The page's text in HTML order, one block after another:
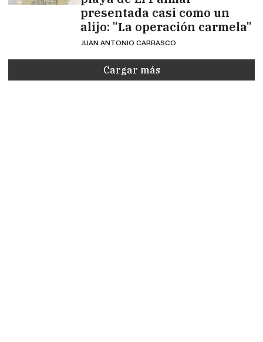
presentada casi como un
alijo: "La operación carmela"
JUAN ANTONIO CARRASCO
Cargar más